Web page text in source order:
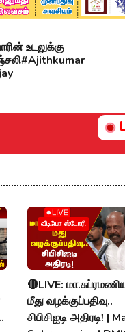
உடலுக்கு
வீடியோ ஸ்டோரி
🔴LIVE:
மீது வழக்குப்பதிவு..
சிபிசிஐடி அதிரடி! |